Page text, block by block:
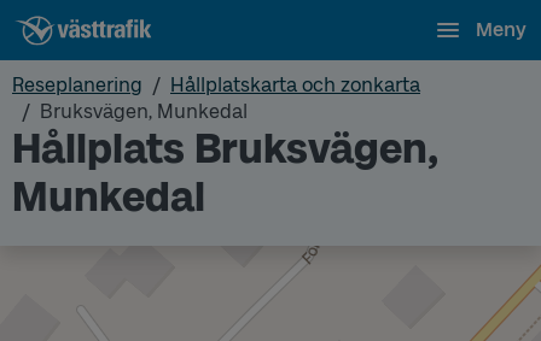
Meny
Reseplanering
Hållplatskarta och zonkarta
Bruksvägen, Munkedal
Hållplats Bruksvägen,
Munkedal